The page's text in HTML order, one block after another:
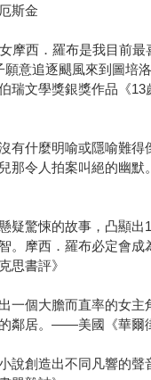
斯金
摩西．羅布是我目前
願意追逐颶風來到圖培
文學獎銀獎作品《13
有什麼明喻或隱喻難得
那令人拍案叫絕的幽
疑驚悚的故事，凸顯出
。摩西．羅布必定會成
書評》
一個大膽而直率的女主
鄰居。——美國《華爾
說創造出不同凡響的聲